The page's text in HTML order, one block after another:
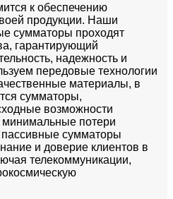
к обеспечению
продукции. Наши
сумматоры проходят
гарантирующий
надежность и
передовые технологии
материалы, в
сумматоры,
возможности
минимальные потери
сумматоры
и доверие клиентов в
телекоммуникации,